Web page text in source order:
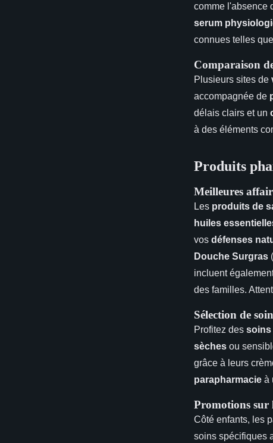
comme l'absence
serum
connues telles que
Comparaison
Plusieurs sites de
accompagnée de
délais clairs et un
à des éléments
Produits
Meilleures
Les produits de
huiles
vos défenses
Douche Surgras
incluent
des familles.
Sélection de
Profitez des soins
sèches ou
grâce à leurs
parapharmacie à
Promotions sur
Côté enfants, les
soins spécifiques